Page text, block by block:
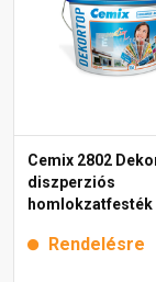
Cemix 2802
diszperziós
homlokzatfesték
Rendelésre